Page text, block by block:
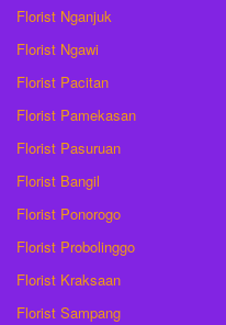
Florist Nganjuk
Florist Ngawi
Florist Pacitan
Florist Pamekasan
Florist Pasuruan
Florist Bangil
Florist Ponorogo
Florist Probolinggo
Florist Kraksaan
Florist Sampang